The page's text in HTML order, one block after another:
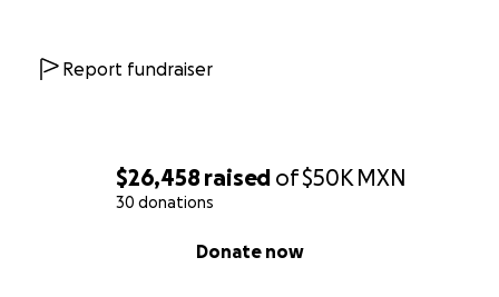
$26,458 raised of$50K MXN
30 donations
Donate now
Report fundraiser